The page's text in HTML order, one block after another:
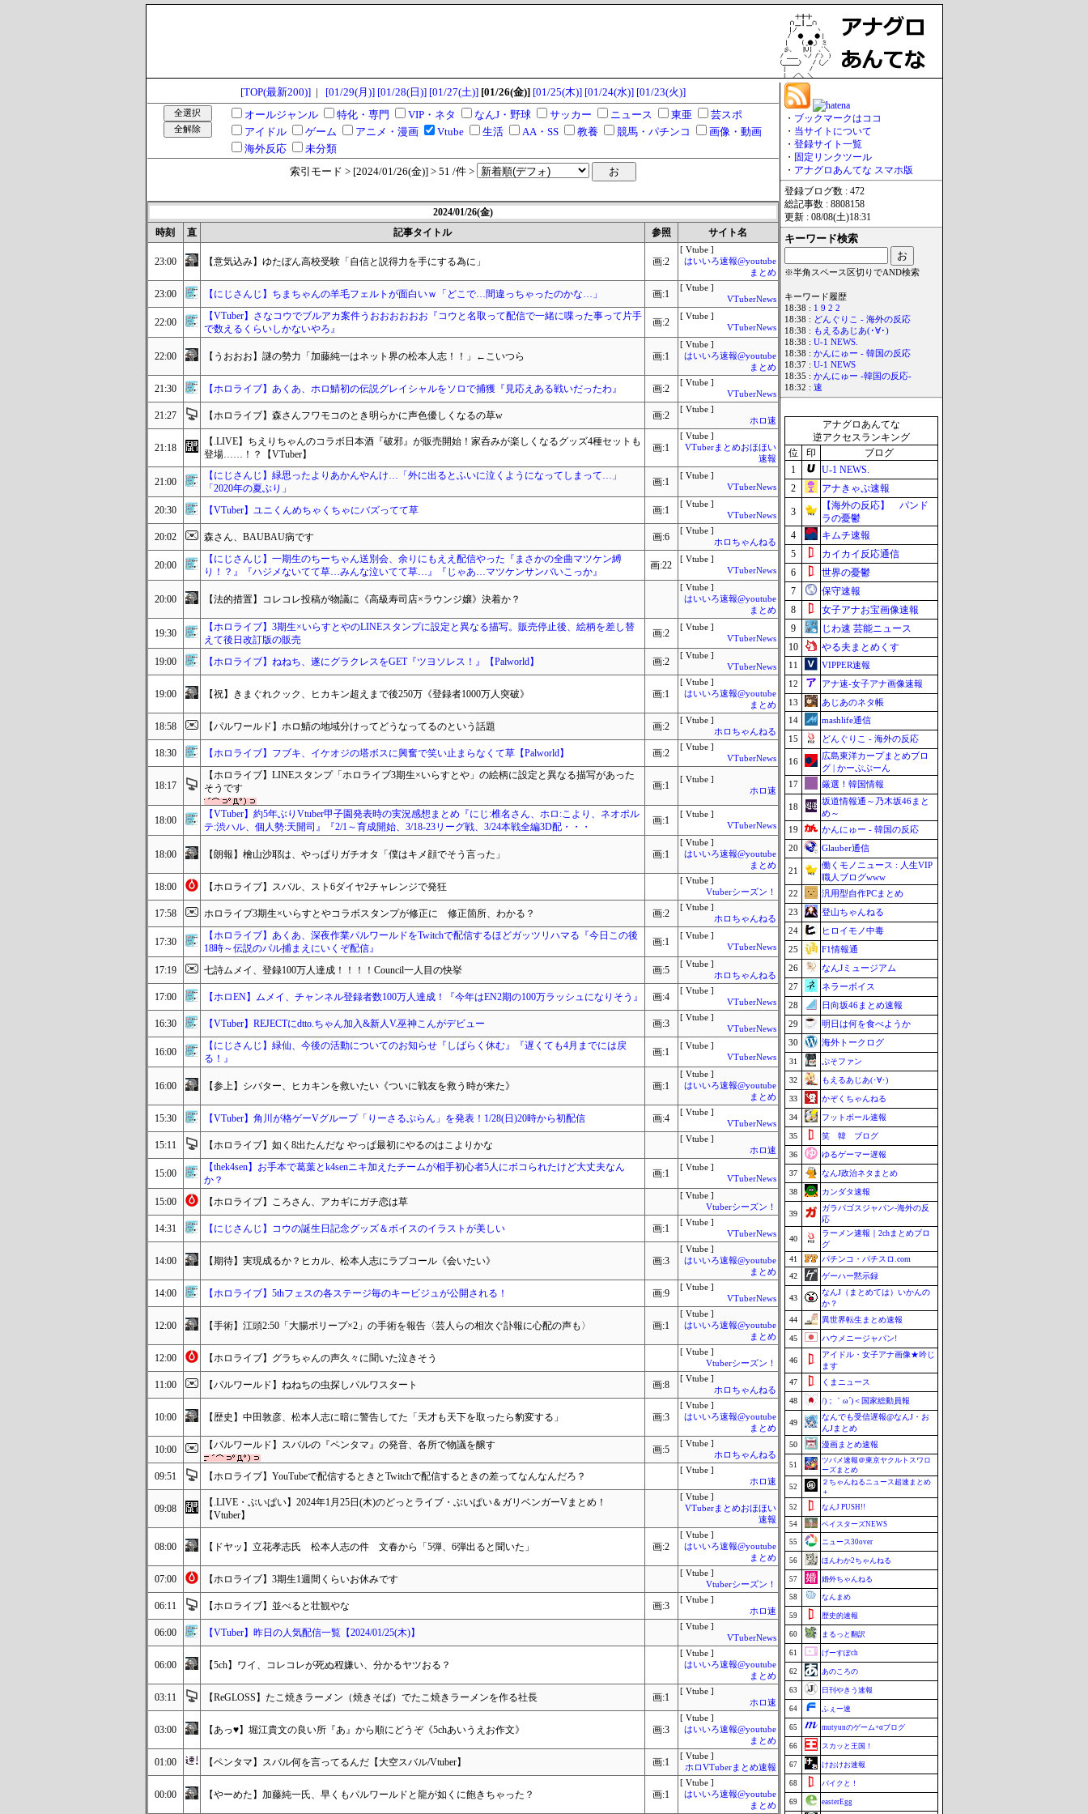
[TOP(最新200)]| [01/29(月)] [01/28(日)] [01/27(土)] [01/26(金)] [01/25(木)] [01/24(水)] [01/23(火)]
オールジャンル
特化・専門 VIP・ネタ なんJ・野球 サッカー ニュース 東亜
芸スポ
アイドル
ゲーム アニメ・漫画 Vtube 生活 AA・SS 教養 競馬・パチンコ
画像・動画
海外反応
未分類
索引モード > [2024/01/26(金)] > 51 /件 >
2024/01/26(金)
時刻
直 記事タイトル 参照 サイト名
23:00 【意気込み】ゆたぼん高校受験「自信と説得力を手にする為に」 画:2
[ Vtube ]
はいいろ速報@youtube
まとめ
23:00 【にじさんじ】ちまちゃんの羊毛フェルトが面白いｗ「どこで…間違っちゃったのかな…」 画:1
[ Vtube ]
VTuberNews
22:00
【VTuber】さなコウでブルアカ案件うおおおおおお『コウと名取って配信で一緒に喋った事って片手
で数えるくらいしかないやろ』
画:2
[ Vtube ]
VTuberNews
22:00 【うおおお】謎の勢力「加藤純一はネット界の松本人志！！」←こいつら 画:1
[ Vtube ]
はいいろ速報@youtube
まとめ
21:30 【ホロライブ】あくあ、ホロ鯖初の伝説グレイシャルをソロで捕獲『見応えある戦いだったわ』 画:2
[ Vtube ]
VTuberNews
21:27 【ホロライブ】森さんフワモコのとき明らかに声色優しくなるの草w 画:2
[ Vtube ]
ホロ速
21:18
【.LIVE】ちえりちゃんのコラボ日本酒『破邪』が販売開始！家呑みが楽しくなるグッズ4種セットも
登場……！？【VTuber】
画:1
[ Vtube ]
VTuberまとめおほほい
速報
21:00
【にじさんじ】緑思ったよりあかんやんけ…「外に出るとふいに泣くようになってしまって…」
「2020年の夏ぶり」
画:1
[ Vtube ]
VTuberNews
20:30 【VTuber】ユニくんめちゃくちゃにバズってて草 画:1
[ Vtube ]
VTuberNews
20:02 森さん、BAUBAU病です 画:6
[ Vtube ]
ホロちゃんねる
20:00
【にじさんじ】一期生のちーちゃん送別会、余りにもええ配信やった『まさかの全曲マツケン縛
り！？』『ハジメないてて草…みんな泣いてて草…』『じゃあ…マツケンサンバいこっか』
画:22
[ Vtube ]
VTuberNews
20:00 【法的措置】コレコレ投稿が物議に《高級寿司店×ラウンジ嬢》決着か？
[ Vtube ]
はいいろ速報@youtube
まとめ
19:30
【ホロライブ】3期生×いらすとやのLINEスタンプに設定と異なる描写。販売停止後、絵柄を差し替
えて後日改訂版の販売
画:2
[ Vtube ]
VTuberNews
19:00 【ホロライブ】ねねち、遂にグラクレスをGET『ツヨソレス！』【Palworld】 画:2
[ Vtube ]
VTuberNews
19:00 【祝】きまぐれクック、ヒカキン超えまで後250万《登録者1000万人突破》 画:1
[ Vtube ]
はいいろ速報@youtube
まとめ
18:58 【パルワールド】ホロ鯖の地域分けってどうなってるのという話題 画:2
[ Vtube ]
ホロちゃんねる
18:30 【ホロライブ】フブキ、イケオジの塔ボスに興奮で笑い止まらなくて草【Palworld】 画:2
[ Vtube ]
VTuberNews
18:17
【ホロライブ】LINEスタンプ「ホロライブ3期生×いらすとや」の絵柄に設定と異なる描写があった
そうです
画:1
[ Vtube ]
ホロ速
18:00
【VTuber】約5年ぶりVtuber甲子園発表時の実況感想まとめ『にじ:椎名さん、ホロ:こより、ネオポル
テ:渋ハル、個人勢:天開司』『2/1～育成開始、3/18-23リーグ戦、3/24本戦全編3D配・・・
画:1
[ Vtube ]
VTuberNews
18:00 【朗報】檜山沙耶は、やっぱりガチオタ「僕はキメ顔でそう言った」 画:1
[ Vtube ]
はいいろ速報@youtube
まとめ
18:00 【ホロライブ】スバル、スト6ダイヤ2チャレンジで発狂
[ Vtube ]
Vtuberシーズン！
17:58 ホロライブ3期生×いらすとやコラボスタンプが修正に 修正箇所、わかる？ 画:2
[ Vtube ]
ホロちゃんねる
17:30
【ホロライブ】あくあ、深夜作業パルワールドをTwitchで配信するほどガッツリハマる『今日この後
18時～伝説のパル捕まえにいくぞ配信』
画:1
[ Vtube ]
VTuberNews
17:19 七詩ムメイ、登録100万人達成！！！！Council一人目の快挙 画:5
[ Vtube ]
ホロちゃんねる
17:00 【ホロEN】ムメイ、チャンネル登録者数100万人達成！『今年はEN2期の100万ラッシュになりそう』 画:4
[ Vtube ]
VTuberNews
16:30 【VTuber】REJECTにdtto.ちゃん加入&新人V.巫神こんがデビュー 画:3
[ Vtube ]
VTuberNews
16:00
【にじさんじ】緑仙、今後の活動についてのお知らせ『しばらく休む』『遅くても4月までには戻
る！』
画:1
[ Vtube ]
VTuberNews
16:00 【参上】シバター、ヒカキンを救いたい《ついに戦友を救う時が来た》 画:1
[ Vtube ]
はいいろ速報@youtube
まとめ
15:30 【VTuber】角川が格ゲーVグループ「りーさるぷらん」を発表！1/28(日)20時から初配信 画:4
[ Vtube ]
VTuberNews
15:11 【ホロライブ】如く8出たんだな やっぱ最初にやるのはこよりかな
[ Vtube ]
ホロ速
15:00
【thek4sen】お手本で葛葉とk4senニキ加えたチームが相手初心者5人にボコられたけど大丈夫なん
か？
画:1
[ Vtube ]
VTuberNews
15:00 【ホロライブ】ころさん、アカギにガチ恋は草
[ Vtube ]
Vtuberシーズン！
14:31 【にじさんじ】コウの誕生日記念グッズ＆ボイスのイラストが美しい 画:1
[ Vtube ]
VTuberNews
14:00 【期待】実現成るか？ヒカル、松本人志にラブコール《会いたい》 画:3
[ Vtube ]
はいいろ速報@youtube
まとめ
14:00 【ホロライブ】5thフェスの各ステージ毎のキービジュが公開される！ 画:9
[ Vtube ]
VTuberNews
12:00 【手術】江頭2:50「大腸ポリープ×2」の手術を報告〈芸人らの相次ぐ訃報に心配の声も〉 画:1
[ Vtube ]
はいいろ速報@youtube
まとめ
12:00 【ホロライブ】グラちゃんの声久々に聞いた泣きそう
[ Vtube ]
Vtuberシーズン！
11:00 【パルワールド】ねねちの虫探しパルワスタート 画:8
[ Vtube ]
ホロちゃんねる
10:00 【歴史】中田敦彦、松本人志に暗に警告してた「天才も天下を取ったら豹変する」 画:3
[ Vtube ]
はいいろ速報@youtube
まとめ
10:00 【パルワールド】スバルの『ペンタマ』の発音、各所で物議を醸す 画:5
[ Vtube ]
ホロちゃんねる
09:51 【ホロライブ】YouTubeで配信するときとTwitchで配信するときの差ってなんなんだろ？
[ Vtube ]
ホロ速
09:08
【.LIVE・ぶいぱい】2024年1月25日(木)のどっとライブ・ぶいぱい＆ガリベンガーVまとめ！
【Vtuber】
[ Vtube ]
VTuberまとめおほほい
速報
08:00 【ドヤッ】立花孝志氏 松本人志の件 文春から「5弾、6弾出ると聞いた」 画:2
[ Vtube ]
はいいろ速報@youtube
まとめ
07:00 【ホロライブ】3期生1週間くらいお休みです
[ Vtube ]
Vtuberシーズン！
06:11 【ホロライブ】並べると壮観やな 画:3
[ Vtube ]
ホロ速
06:00 【VTuber】昨日の人気配信一覧【2024/01/25(木)】
[ Vtube ]
VTuberNews
06:00 【5ch】ワイ、コレコレが死ぬ程嫌い、分かるヤツおる？
[ Vtube ]
はいいろ速報@youtube
まとめ
03:11 【ReGLOSS】たこ焼きラーメン（焼きそば）でたこ焼きラーメンを作る社長 画:1
[ Vtube ]
ホロ速
03:00 【あっ♥】堀江貴文の良い所『あ』から順にどうぞ《5chあいうえお作文》 画:3
[ Vtube ]
はいいろ速報@youtube
まとめ
01:00 【ペンタマ】スバル何を言ってるんだ【大空スバル/Vtuber】 画:1
[ Vtube ]
ホロVTuberまとめ速報
00:00 【やーめた】加藤純一氏、早くもパルワールドと龍が如くに飽きちゃった？ 画:1
[ Vtube ]
はいいろ速報@youtube
まとめ
・ ブックマークはココ
・ 当サイトについて
・ 登録サイト一覧
・ 固定リンクツール
・ アナグロあんてな スマホ版
登録ブログ数 : 472
総記事数 : 8808158
更新 : 08/08(土)18:31
キーワード検索
※半角スペース区切りでAND検索
キーワード履歴
18:38 : 1 9 2 2
18:38 : どんぐりこ - 海外の反応
18:38 : もえるあじあ(･∀･)
18:38 : U-1 NEWS.
18:38 : かんにゅー - 韓国の反応
18:37 : U-1 NEWS
18:35 : かんにゅー -韓国の反応-
18:32 : 速
アナグロあんてな
逆アクセスランキング
位
印
ブログ
1
U-1 NEWS.
2
アナきゃぷ速報
3
【海外の反応】 パンド
ラの憂鬱
4
キムチ速報
5
カイカイ反応通信
6
世界の憂鬱
7
保守速報
8
女子アナお宝画像速報
9
じわ速 芸能ニュース
10
やる夫まとめくす
11
VIPPER速報
12
アナ速‐女子アナ画像速報
13
あじあのネタ帳
14
mashlife通信
15
どんぐりこ - 海外の反応
16
広島東洋カープまとめブロ
グ | かーぷぶーん
17
厳選！韓国情報
18
坂道情報通～乃木坂46まと
め～
19
かんにゅー - 韓国の反応
20
Glauber通信
21
働くモノニュース : 人生VIP
職人ブログwww
22
汎用型自作PCまとめ
23
登山ちゃんねる
24
ヒロイモノ中毒
25
F1情報通
26
なんJミュージアム
27
ネラーボイス
28
日向坂46まとめ速報
29
明日は何を食べようか
30
海外トークログ
31 ぷそファン
32 もえるあじあ(･∀･)
33 かぞくちゃんねる
34 フットボール速報
35 笑 韓 ブログ
36 ゆるゲーマー遅報
37 なんJ政治ネタまとめ
38 カンダタ速報
39
ガラパゴスジャパン-海外の反
応
40
ラーメン速報｜2chまとめブロ
グ
41
パチンコ・パチスロ.com
42
ゲーハー黙示録
43
なんJ（まとめては）いかんの
か？
44
異世界転生まとめ速報
45 ハウメニージャパン!
46
アイドル・女子アナ画像★吟じ
ます
47
くまニュース
48 /)；｀ω´)＜国家総動員報
49
なんでも受信遅報@なんJ・お
んJまとめ
50
漫画まとめ速報
51
ツバメ速報＠東京ヤクルトスワロ
ーズまとめ
52
２ちゃんねるニュース超速まとめ
＋
52
なんJ PUSH!!
54 ベイスターズNEWS
55 ニュース30over
56 ほんわか2ちゃんねる
57 婚外ちゃんねる
58 なんまめ
59 歴史的速報
60 まるっと翻訳
61 げーすぽch
62 あのころの
63 日刊やきう速報
64 ふぇー速
65 mutyunのゲーム+αブログ
66 スカッと王国！
67 けおけお速報
68 バイクと！
69 easterEgg